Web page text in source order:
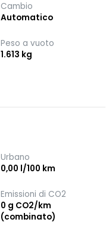
Cambio
Automatico
Peso a vuoto
1.613 kg
Urbano
0,00 l/100 km
Emissioni di CO2
0 g CO2/km
(combinato)